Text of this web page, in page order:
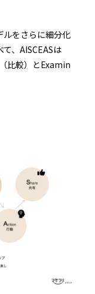
ルをさらに細分化
、AISCEASは
比較）とExamin